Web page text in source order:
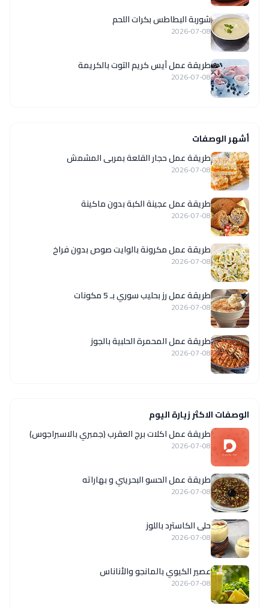
شوربة البطاطس بكرات اللحم
2026-07-08
طريقة عمل آيس كريم التوت بالكريمة
2026-07-08
أشهر الوصفات
طريقة عمل حجار القلعة بمربى المشمش
2026-07-08
طريقة عمل عجينة الكبة بدون ماكينة
2026-07-08
طريقة عمل مكرونة بالوايت صوص بدون فراخ
2026-07-08
طريقة عمل رز بحليب سوري بـ 5 مكونات
2026-07-08
طريقة عمل المحمرة الحلبية بالجوز
2026-07-08
الوصفات الاكثر زيارة اليوم
طريقة عمل اكلات برج العقرب (جمبري بالاسبراجوس)
2026-07-08
طريقة عمل الحسو البحريني و بهاراته
2026-07-08
حلى الكاسترد باللوز
2026-07-08
عصير الكيوي بالمانجو والأناناس
2026-07-08